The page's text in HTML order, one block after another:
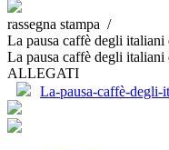
rassegna stampa /
La pausa caffè degli italiani
La pausa caffè degli italiani
ALLEGATI
La-pausa-caffè-